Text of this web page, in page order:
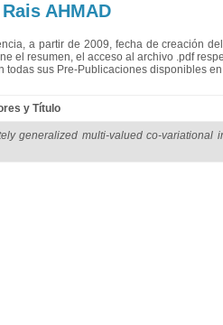
Rais AHMAD
a partir de 2009, fecha de creación
el resumen, el acceso al archivo .pdf
sus Pre-Publicaciones disponibles
y Título
generalized multi-valued co-variational